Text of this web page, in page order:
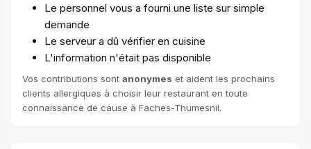
Le personnel vous a fourni une liste sur simple
demande
Le serveur a dû vérifier en cuisine
L'information n'était pas disponible
Vos contributions sont anonymes et aident les prochains
clients allergiques à choisir leur restaurant en toute
connaissance de cause à Faches-Thumesnil.